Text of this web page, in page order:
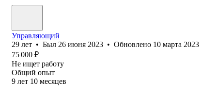
Управляющий
29 лет • Был 26 июня 2023 • Обновлено 10 марта 2023
75 000 ₽
Не ищет работу
Общий опыт
9 лет 10 месяцев